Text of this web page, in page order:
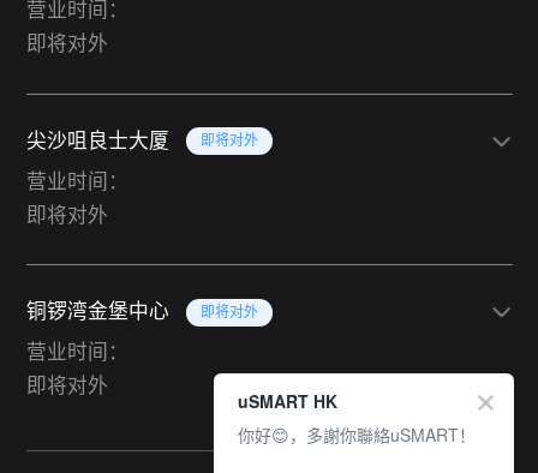
营业时间：
即将对外
尖沙咀良士大厦 即将对外
营业时间：
即将对外
铜锣湾金堡中心 即将对外
营业时间：
即将对外
uSMART HK
你好😊，多謝你聯絡uSMART！